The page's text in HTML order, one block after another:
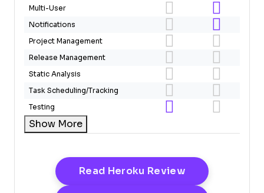
Multi-User
Notifications
Project Management
Release Management
Static Analysis
Task Scheduling/Tracking
Testing
Show More
Read Heroku ReviewOpens New